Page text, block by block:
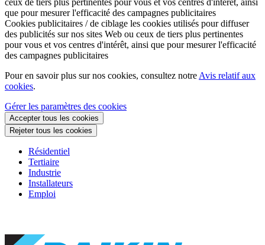
ceux de tiers plus pertinentes pour vous et vos centres d'intérêt, ainsi
que pour mesurer l'efficacité des campagnes publicitaires
Cookies publicitaires / de ciblage les cookies utilisés pour diffuser
des publicités sur nos sites Web ou ceux de tiers plus pertinentes
pour vous et vos centres d'intérêt, ainsi que pour mesurer l'efficacité
des campagnes publicitaires
Pour en savoir plus sur nos cookies, consultez notre Avis relatif aux
cookies.
Gérer les paramètres des cookies
Accepter tous les cookies
Rejeter tous les cookies
Résidentiel
Tertiaire
Industrie
Installateurs
Emploi